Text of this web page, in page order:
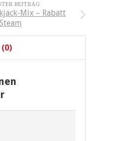
BEITRAG
Mix – Rabatt
(0)